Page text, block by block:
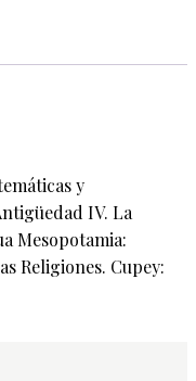
y
IV. La
Mesopotamia:
Religiones. Cupey: